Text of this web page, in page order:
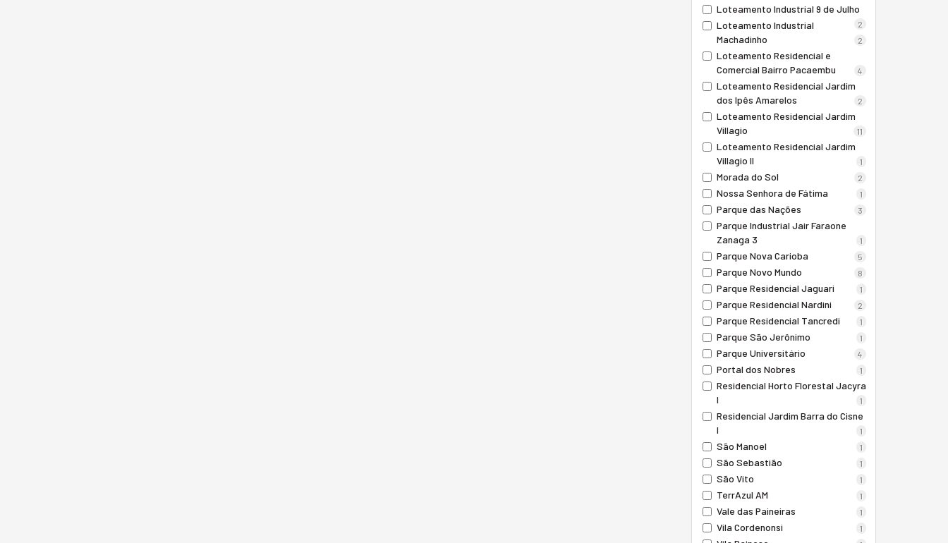
Loteamento Industrial 9 de Julho
2
Loteamento Industrial
Machadinho
2
Loteamento Residencial e
Comercial Bairro Pacaembu
4
Loteamento Residencial Jardim
dos Ipês Amarelos
2
Loteamento Residencial Jardim
Villagio
11
Loteamento Residencial Jardim
Villagio II
1
Morada do Sol 2
Nossa Senhora de Fátima 1
Parque das Nações 3
Parque Industrial Jair Faraone
Zanaga 3
1
Parque Nova Carioba 5
Parque Novo Mundo 8
Parque Residencial Jaguari 1
Parque Residencial Nardini 2
Parque Residencial Tancredi 1
Parque São Jerônimo 1
Parque Universitário 4
Portal dos Nobres 1
Residencial Horto Florestal Jacyra
I
1
Residencial Jardim Barra do Cisne
I
1
São Manoel 1
São Sebastião 1
São Vito 1
TerrAzul AM 1
Vale das Paineiras 1
Vila Cordenonsi 1